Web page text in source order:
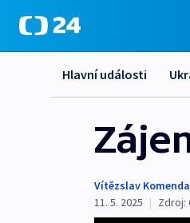
Hlavní události
Vítězslav Komenda
11. 5. 2025 | Zdroj: